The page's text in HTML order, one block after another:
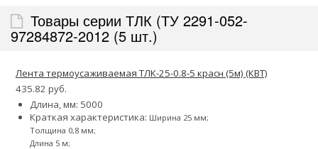
Товары серии ТЛК (ТУ 2291-052-
97284872-2012 (5 шт.)
Лента термоусаживаемая ТЛК-25-0.8-5 красн (5м) (КВТ)
435.82 руб.
Длина, мм: 5000
Краткая характеристика: Ширина 25 мм;
Толщина 0,8 мм;
Длина 5 м;